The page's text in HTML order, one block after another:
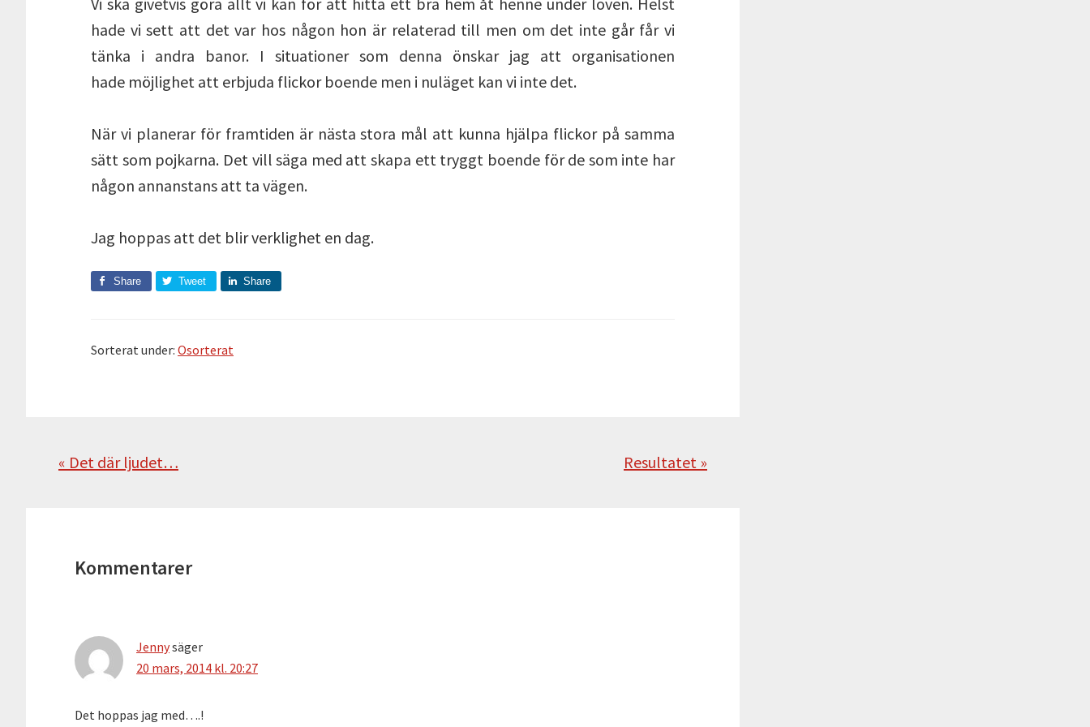
hade vi sett att det var hos någon hon är relaterad till men om det inte går får vi
tänka i andra banor. I situationer som denna önskar jag att organisationen
hade möjlighet att erbjuda flickor boende men i nuläget kan vi inte det.
När vi planerar för framtiden är nästa stora mål att kunna hjälpa flickor på samma
sätt som pojkarna. Det vill säga med att skapa ett tryggt boende för de som inte har
någon annanstans att ta vägen.
Jag hoppas att det blir verklighet en dag.
Share Tweet Share
Sorterat under: Osorterat
Föregående
« Det där ljudet… Nästa
Resultatet »
Kommentarer
Jennysäger
20 mars, 2014 kl. 20:27
Det hoppas jag med….!